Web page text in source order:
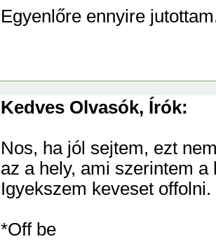
Egyenlőre ennyire
Kedves Olvasók, Írók:
Nos, ha jól sejtem, ezt
az a hely, ami szerintem
Igyekszem keveset offolni.
*Off be